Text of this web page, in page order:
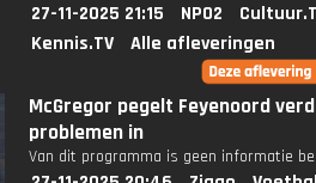
27-11-2025 21:15 NPO2
Kennis.TV
Alle afleveringen
McGregor pegelt Feyenoord
problemen in
Van dit programma is geen informatie